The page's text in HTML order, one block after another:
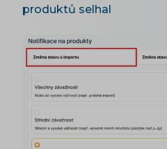
produktů selhal